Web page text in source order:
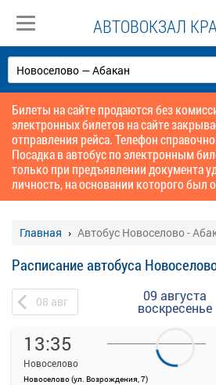
АВТОВОКЗАЛ
Билеты на сайте продаются без
электронных билетов на сайте
отправления рейса. Телефон
Посадка в автобус по электронным
только при предъявлении документа
личность, на основании которого был
Главная Автобус Новоселово -
Расписание автобуса
08 авг 09 августа
воскресенье
13:35
Новоселово
Новоселово (ул. Возрождения, 7)